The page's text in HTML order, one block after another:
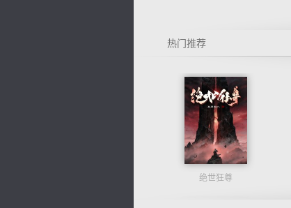
热门推荐
绝世狂尊